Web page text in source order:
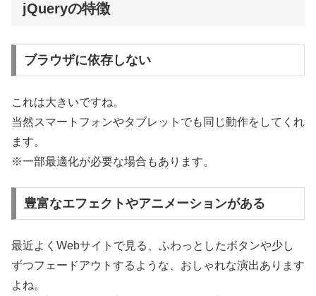
jQueryの特徴
ブラウザに依存しない
これは大きいですね。
当然スマートフォンやタブレットでも同じ動作をしてくれ
ます。
※一部最適化が必要な場合もあります。
豊富なエフェクトやアニメーションがある
最近よくWebサイトで見る、ふわっとしたボタンや少し
ずつフェードアウトするような、おしゃれな演出あります
よね。